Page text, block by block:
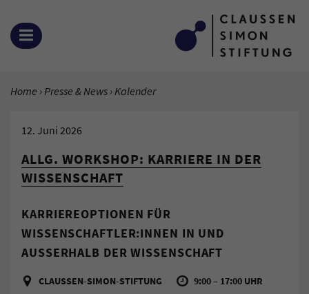
Zum Inhalt springen
MENÜ ÖFFNEN
SIE BEFINDEN SICH HIER:
Home Presse & News Aktuelle Seite:
Kalender
12. Juni 2026
ALLG. WORKSHOP: KARRIERE IN DER
WISSENSCHAFT
KARRIEREOPTIONEN FÜR
WISSENSCHAFTLER:INNEN IN UND
AUSSERHALB DER WISSENSCHAFT
CLAUSSEN-SIMON-STIFTUNG 9:00 – 17:00 UHR